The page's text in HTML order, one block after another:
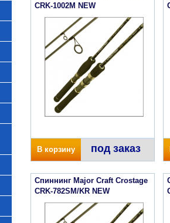
CRK-1002M NEW
В корзину под заказ
Спиннинг Major Craft Crostage
CRK-782SM/KR NEW